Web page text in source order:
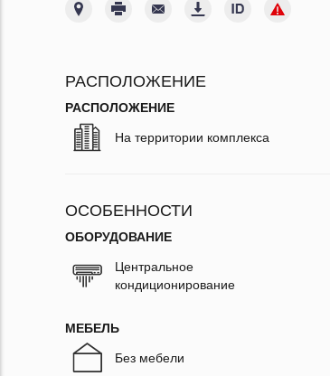
РАСПОЛОЖЕНИЕ
РАСПОЛОЖЕНИЕ
На территории комплекса
ОСОБЕННОСТИ
ОБОРУДОВАНИЕ
Центральное
кондиционирование
МЕБЕЛЬ
Без мебели